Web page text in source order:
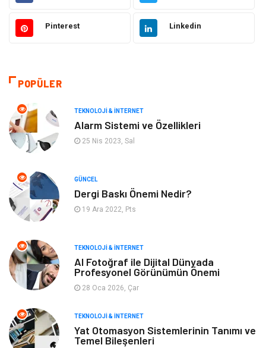
Güzellik & Bakım Otomotiv
Tatil
Bilgisayar & Yazılım Genel Kültür
Mobilya
Turizm
Plaka Tanıma Sistemleri Hediyelik Eşya
Tarım & Hayvancılık Moda
Pinterest Linkedin
POPÜLER
TEKNOLOJI & İNTERNET
Alarm Sistemi ve Özellikleri
25 Nis 2023, Sal
GÜNCEL
Dergi Baskı Önemi Nedir?
19 Ara 2022, Pts
TEKNOLOJI & İNTERNET
AI Fotoğraf ile Dijital Dünyada
Profesyonel Görünümün Önemi
28 Oca 2026, Çar
TEKNOLOJI & İNTERNET
Yat Otomasyon Sistemlerinin Tanımı ve
Temel Bileşenleri